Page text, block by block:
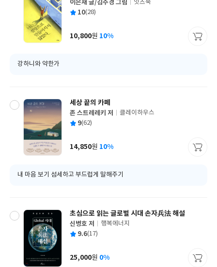
글
쓴
이은재 글/김주경 그림
출
사
잇츠북
평 10(28)
가
10,800원 10%
강하니와 약한가
세상 끝의 카페
글
쓴
존 스트레레키 저
출
사
클레이하우스
평 9(62)
가
14,850원 10%
내 마음 보기 섬세하고 부드럽게 말해주기
초심으로 읽는 글로벌 시대 손자兵法 해설
글
쓴
신병호 저
출
사
행복에너지
평 9.6(17)
가
25,000원 0%